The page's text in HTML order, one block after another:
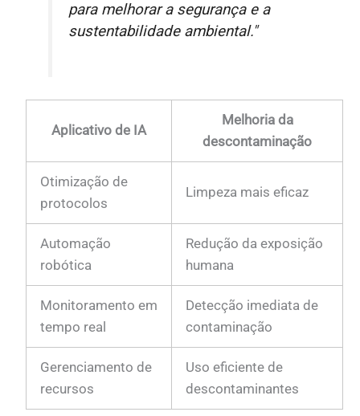
para melhorar a segurança e a
sustentabilidade ambiental."
Aplicativo de IA
Melhoria da
descontaminação
Otimização de
protocolos
Limpeza mais eficaz
Automação
robótica
Redução da exposição
humana
Monitoramento em
tempo real
Detecção imediata de
contaminação
Gerenciamento de
recursos
Uso eficiente de
descontaminantes